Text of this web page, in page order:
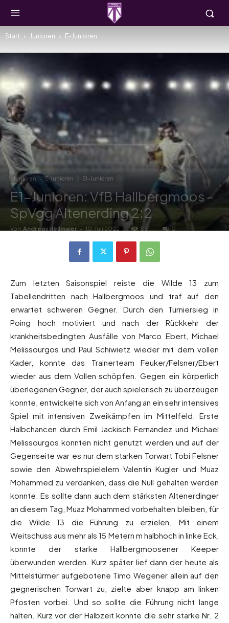
Start Junioren E-Junioren
Junioren E-Junioren E1-Junioren
E1-Junioren: VfB Hallbergmoos –
SpVgg Altenerding 2:2
Von Andreas Heilmaier - 10. Juli 2022 551 0
Zum letzten Saisonspiel reiste die Wilde 13 zum
Tabellendritten nach Hallbergmoos und traf auf den
erwartet schweren Gegner. Durch den Turniersieg in
Poing hoch motiviert und nach der Rückkehr der
krankheitsbedingten Ausfälle von Marco Ebert, Michael
Melissourgos und Paul Schiwietz wieder mit dem vollen
Kader, konnte das Trainerteam Feuker/Felsner/Ebert
wieder aus dem Vollen schöpfen. Gegen ein körperlich
überlegenen Gegner, der auch spielerisch zu überzeugen
konnte, entwickelte sich von Anfang an ein sehr intensives
Spiel mit intensiven Zweikämpfen im Mittelfeld. Erste
Halbchancen durch Emil Jackisch Fernandez und Michael
Melissourgos konnten nicht genutzt werden und auf der
Gegenseite war es nur dem starken Torwart Tobi Felsner
sowie den Abwehrspielelern Valentin Kugler und Muaz
Mohammed zu verdanken, dass die Null gehalten werden
konnte. Es sollte dann auch dem stärksten Altenerdinger
an diesem Tag, Muaz Mohammed vorbehalten bleiben, für
die Wilde 13 die Führung zu erzielen. Mit einem
Weitschuss aus mehr als 15 Metern m halbhoch in linke Eck,
konnte der starke Hallbergmoosener Keeper
überwunden werden. Kurz später lief dann der heute als
Mittelstürmer aufgebotene Timo Wegener allein auf den
gegnerischen Torwart zu, zielte aber knapp am linken
Pfosten vorbei. Und so sollte die Führung nicht lange
halten. Kurz vor der Halbzeit konnte die sehr starke Nr. 2